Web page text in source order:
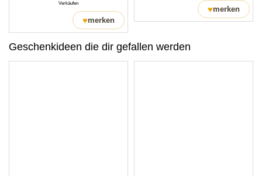
Verkäufen
♥merken
♥merken
Geschenkideen die dir gefallen werden